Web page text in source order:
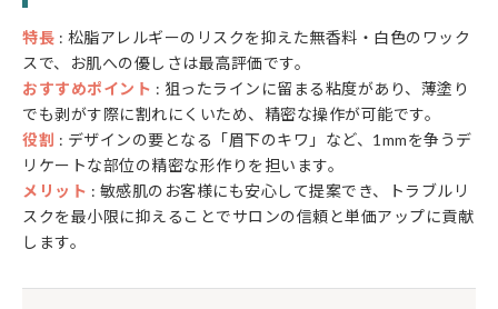
特長 : 松脂アレルギーのリスクを抑えた無香料・白色のワック
スで、お肌への優しさは最高評価です。
おすすめポイント : 狙ったラインに留まる粘度があり、薄塗り
でも剥がす際に割れにくいため、精密な操作が可能です。
役割 : デザインの要となる「眉下のキワ」など、1mmを争うデ
リケートな部位の精密な形作りを担います。
メリット : 敏感肌のお客様にも安心して提案でき、トラブルリ
スクを最小限に抑えることでサロンの信頼と単価アップに貢献
します。